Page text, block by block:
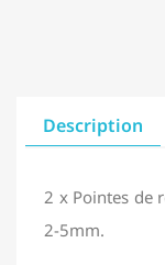
Description
2 x Pointes de
2-5mm.